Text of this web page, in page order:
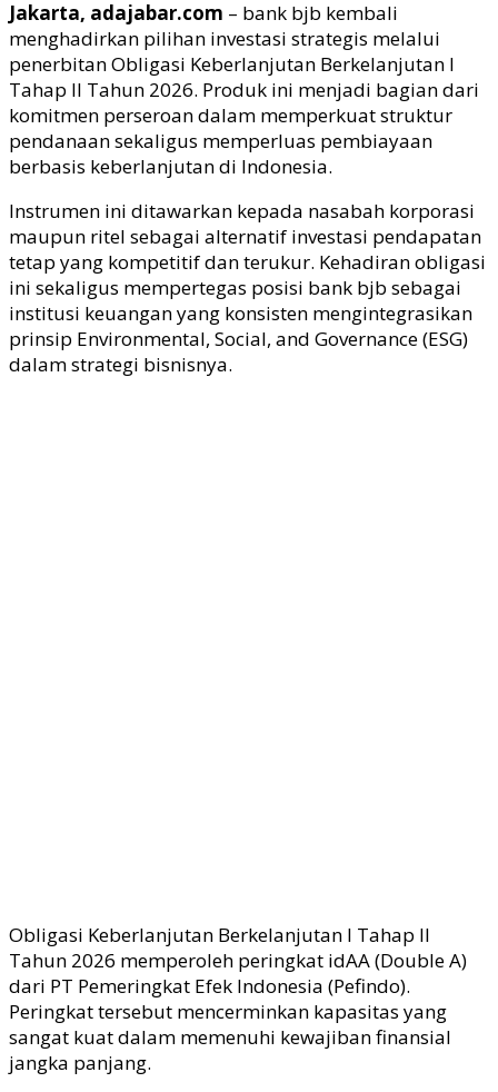
Jakarta, adajabar.com – bank bjb kembali
menghadirkan pilihan investasi strategis melalui
penerbitan Obligasi Keberlanjutan Berkelanjutan I
Tahap II Tahun 2026. Produk ini menjadi bagian dari
komitmen perseroan dalam memperkuat struktur
pendanaan sekaligus memperluas pembiayaan
berbasis keberlanjutan di Indonesia.
Instrumen ini ditawarkan kepada nasabah korporasi
maupun ritel sebagai alternatif investasi pendapatan
tetap yang kompetitif dan terukur. Kehadiran obligasi
ini sekaligus mempertegas posisi bank bjb sebagai
institusi keuangan yang konsisten mengintegrasikan
prinsip Environmental, Social, and Governance (ESG)
dalam strategi bisnisnya.
Obligasi Keberlanjutan Berkelanjutan I Tahap II
Tahun 2026 memperoleh peringkat idAA (Double A)
dari PT Pemeringkat Efek Indonesia (Pefindo).
Peringkat tersebut mencerminkan kapasitas yang
sangat kuat dalam memenuhi kewajiban finansial
jangka panjang.